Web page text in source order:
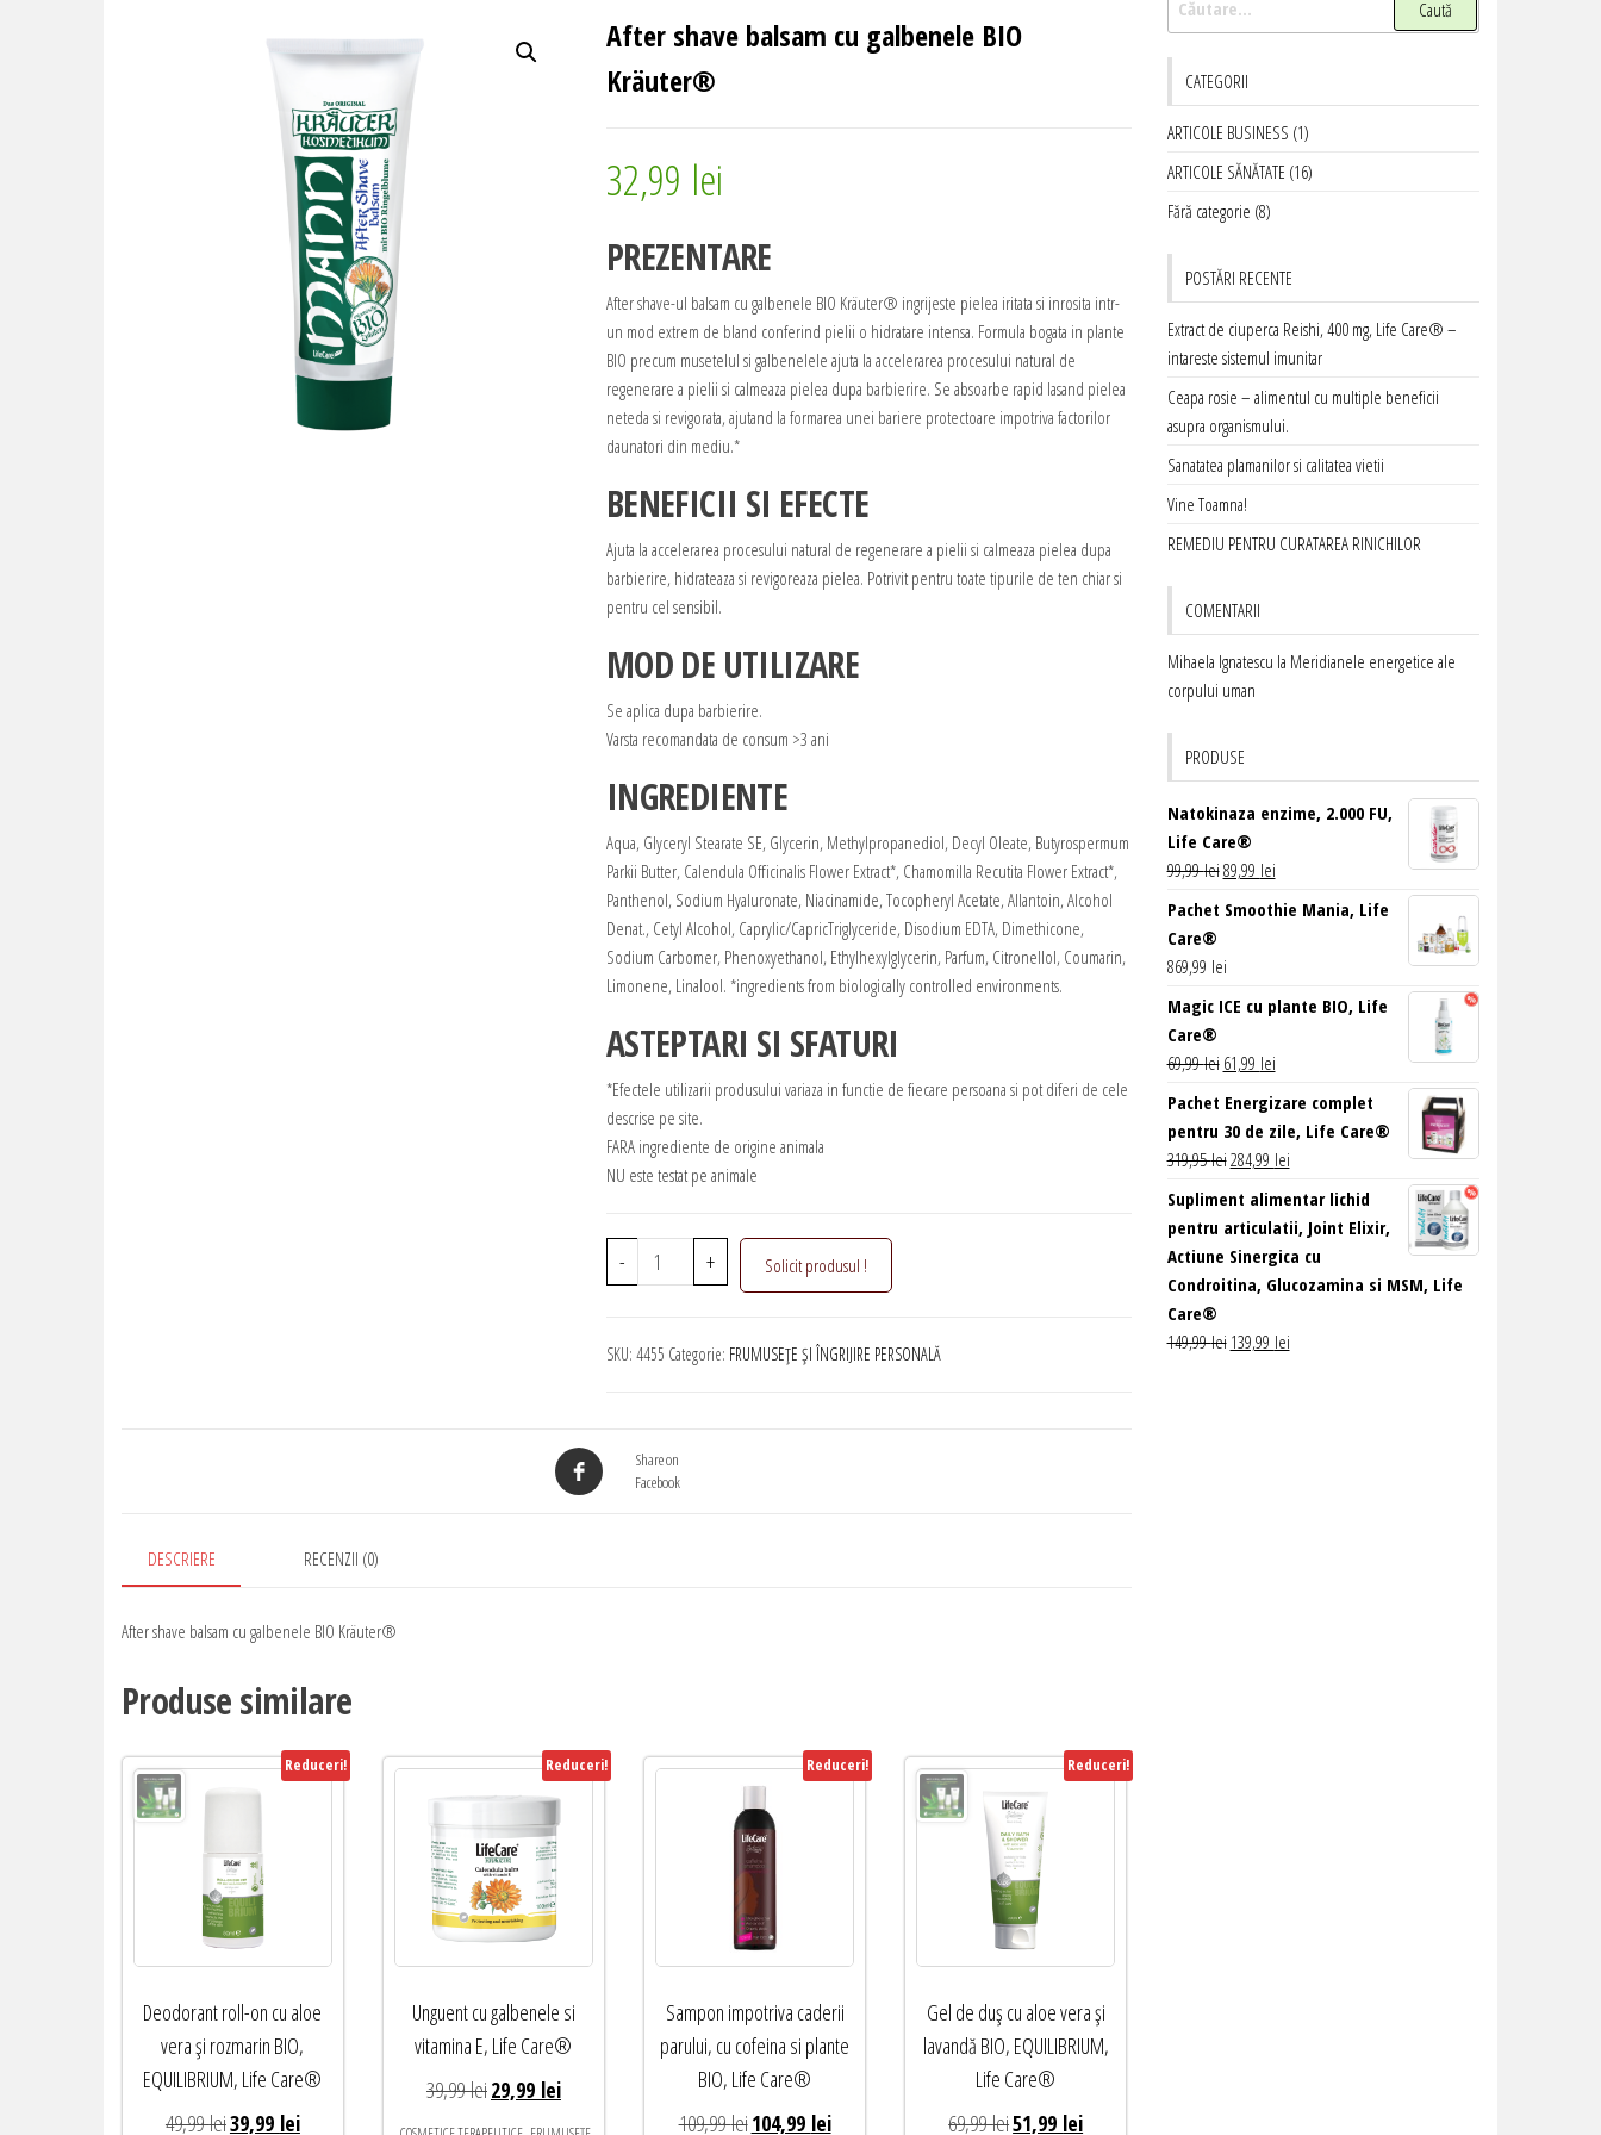
After shave balsam cu galbenele BIO
Kräuter®
32,99 lei
PREZENTARE
After shave-ul balsam cu galbenele BIO Kräuter® ingrijeste pielea iritata si inrosita intr-
un mod extrem de bland conferind pielii o hidratare intensa. Formula bogata in plante
BIO precum musetelul si galbenelele ajuta la accelerarea procesului natural de
regenerare a pielii si calmeaza pielea dupa barbierire. Se absoarbe rapid lasand pielea
neteda si revigorata, ajutand la formarea unei bariere protectoare impotriva factorilor
daunatori din mediu.*
BENEFICII SI EFECTE
Ajuta la accelerarea procesului natural de regenerare a pielii si calmeaza pielea dupa
barbierire, hidrateaza si revigoreaza pielea. Potrivit pentru toate tipurile de ten chiar si
pentru cel sensibil.
MOD DE UTILIZARE
Se aplica dupa barbierire.
Varsta recomandata de consum >3 ani
INGREDIENTE
Aqua, Glyceryl Stearate SE, Glycerin, Methylpropanediol, Decyl Oleate, Butyrospermum
Parkii Butter, Calendula Officinalis Flower Extract*, Chamomilla Recutita Flower Extract*,
Panthenol, Sodium Hyaluronate, Niacinamide, Tocopheryl Acetate, Allantoin, Alcohol
Denat., Cetyl Alcohol, Caprylic/CapricTriglyceride, Disodium EDTA, Dimethicone,
Sodium Carbomer, Phenoxyethanol, Ethylhexylglycerin, Parfum, Citronellol, Coumarin,
Limonene, Linalool. *ingredients from biologically controlled environments.
ASTEPTARI SI SFATURI
*Efectele utilizarii produsului variaza in functie de fiecare persoana si pot diferi de cele
descrise pe site.
FARA ingrediente de origine animala
NU este testat pe animale
-
Cantitate
After
cu
Kräuter®
+ Solicit produsul !
SKU: 4455 Categorie: FRUMUSEȚE ȘI ÎNGRIJIRE PERSONALĂ
Share on
Facebook
DESCRIERE RECENZII (0)
After shave balsam cu galbenele BIO Kräuter®
Produse similare
Reduceri!
Deodorant roll-on cu aloe
vera și rozmarin BIO,
EQUILIBRIUM, Life Care®
49,99leiPrețul
39,99 leiPrețul
Reduceri!
Unguent cu galbenele si
vitamina E, Life Care®
39,99leiPrețul
inițial
29,99 leiPrețul
curent
Reduceri!
Sampon impotriva caderii
parului, cu cofeina si plante
BIO, Life Care®
109,99leiPrețul
104,99 leiPrețul
Reduceri!
Gel de duș cu aloe vera și
lavandă BIO, EQUILIBRIUM,
Life Care®
69,99leiPrețul
51,99 leiPrețul
după:
CATEGORII
ARTICOLE BUSINESS (1)
ARTICOLE SĂNĂTATE (16)
Fără categorie (8)
POSTĂRI RECENTE
Extract de ciuperca Reishi, 400 mg, Life Care® –
intareste sistemul imunitar
Ceapa rosie – alimentul cu multiple beneficii
asupra organismului.
Sanatatea plamanilor si calitatea vietii
Vine Toamna!
REMEDIU PENTRU CURATAREA RINICHILOR
COMENTARII
Mihaela Ignatescu la Meridianele energetice ale
corpului uman
PRODUSE
Natokinaza enzime, 2.000 FU,
Life Care®
99,99leiPrețul
fost:
89,99 leiPrețul
curent
Pachet Smoothie Mania, Life
Care®
869,99 lei
Magic ICE cu plante BIO, Life
Care®
69,99lei Prețul
fost:
69,99 lei.
61,99 leiPrețul
este:
61,99 lei.
Pachet Energizare complet
pentru 30 de zile, Life Care®
319,95leiPrețul
inițial
fost:
319,95 lei.
284,99 leiPrețul
este:
284,99 lei.
Supliment alimentar lichid
pentru articulatii, Joint Elixir,
Actiune Sinergica cu
Condroitina, Glucozamina si MSM, Life
Care®
149,99lei Prețul
139,99 leiPrețul